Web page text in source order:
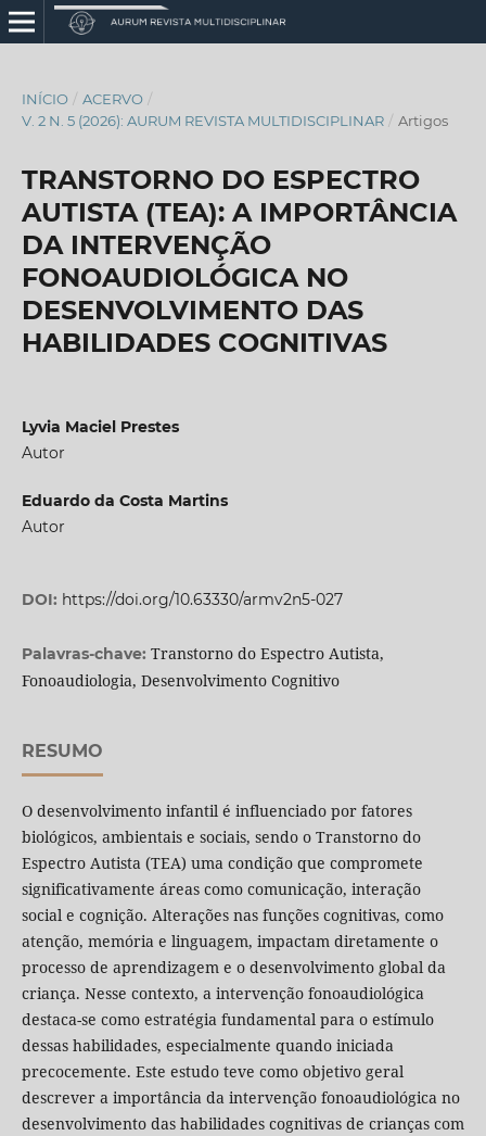
INÍCIO / ACERVO /
V. 2 N. 5 (2026): AURUM REVISTA MULTIDISCIPLINAR / Artigos
TRANSTORNO DO ESPECTRO
AUTISTA (TEA): A IMPORTÂNCIA
DA INTERVENÇÃO
FONOAUDIOLÓGICA NO
DESENVOLVIMENTO DAS
HABILIDADES COGNITIVAS
Lyvia Maciel Prestes
Autor
Eduardo da Costa Martins
Autor
DOI: https://doi.org/10.63330/armv2n5-027
Palavras-chave: Transtorno do Espectro Autista,
Fonoaudiologia, Desenvolvimento Cognitivo
RESUMO
O desenvolvimento infantil é influenciado por fatores
biológicos, ambientais e sociais, sendo o Transtorno do
Espectro Autista (TEA) uma condição que compromete
significativamente áreas como comunicação, interação
social e cognição. Alterações nas funções cognitivas, como
atenção, memória e linguagem, impactam diretamente o
processo de aprendizagem e o desenvolvimento global da
criança. Nesse contexto, a intervenção fonoaudiológica
destaca-se como estratégia fundamental para o estímulo
dessas habilidades, especialmente quando iniciada
precocemente. Este estudo teve como objetivo geral
descrever a importância da intervenção fonoaudiológica no
desenvolvimento das habilidades cognitivas de crianças com